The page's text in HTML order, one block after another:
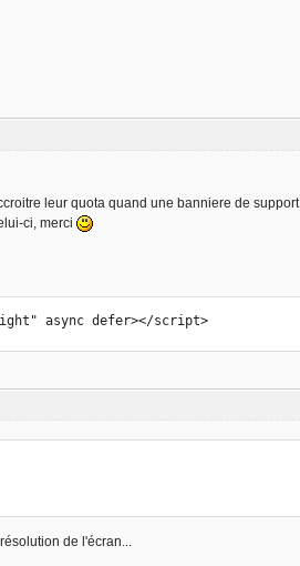
leur quota quand une banniere de
ci, merci
async defer></script>
de l'écran...